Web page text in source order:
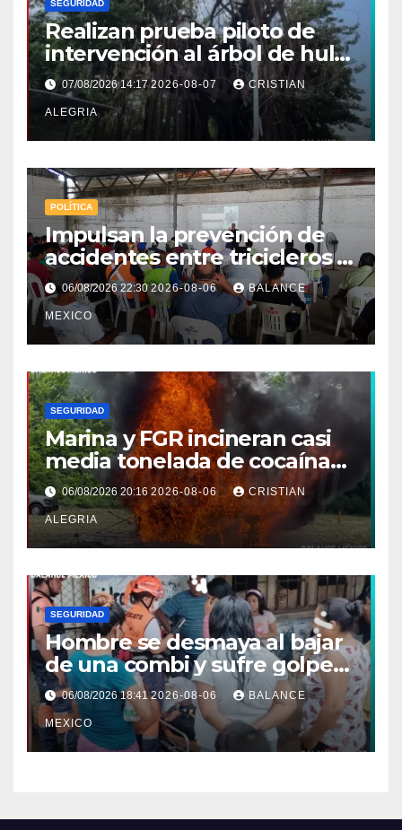
SEGURIDAD
Realizan prueba piloto de
intervención al árbol de hule
en Tapachula
07/08/2026 14:172026-08-07 CRISTIAN
ALEGRIA
POLÍTICA
Impulsan la prevención de
accidentes entre tricicleros y
mototriciclistas de Tapachula
06/08/2026 22:302026-08-06 BALANCE
MEXICO
SEGURIDAD
Marina y FGR incineran casi
media tonelada de cocaína
asegurada frente a las costas
de Chiapas
06/08/2026 20:16 2026-08-06 CRISTIAN
ALEGRIA
SEGURIDAD
Hombre se desmaya al bajar
de una combi y sufre golpe
en la cabeza en Tapachula
06/08/2026 18:412026-08-06 BALANCE
MEXICO